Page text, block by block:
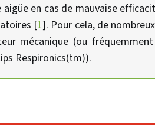
en cas de mauvaise
[1]. Pour cela, de
mécanique (ou
Respironics(tm)).